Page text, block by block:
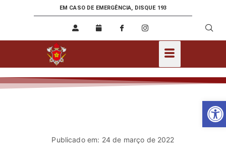
EM CASO DE EMERGÊNCIA, DISQUE 193
Publicado em: 24 de março de 2022